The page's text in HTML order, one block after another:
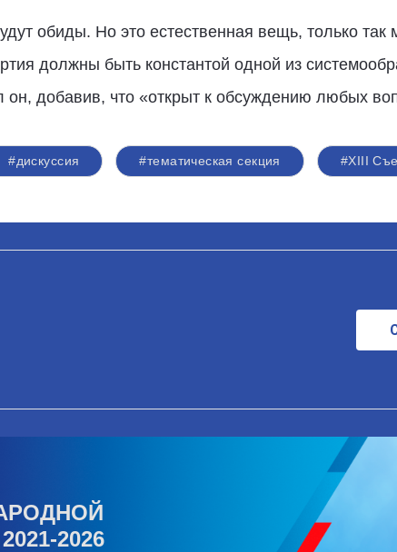
обиды. Но это естественная вещь, только так
должны быть константой одной из
он, добавив, что «открыт к обсуждению любых
#дискуссия #тематическая секция #XIII
2026